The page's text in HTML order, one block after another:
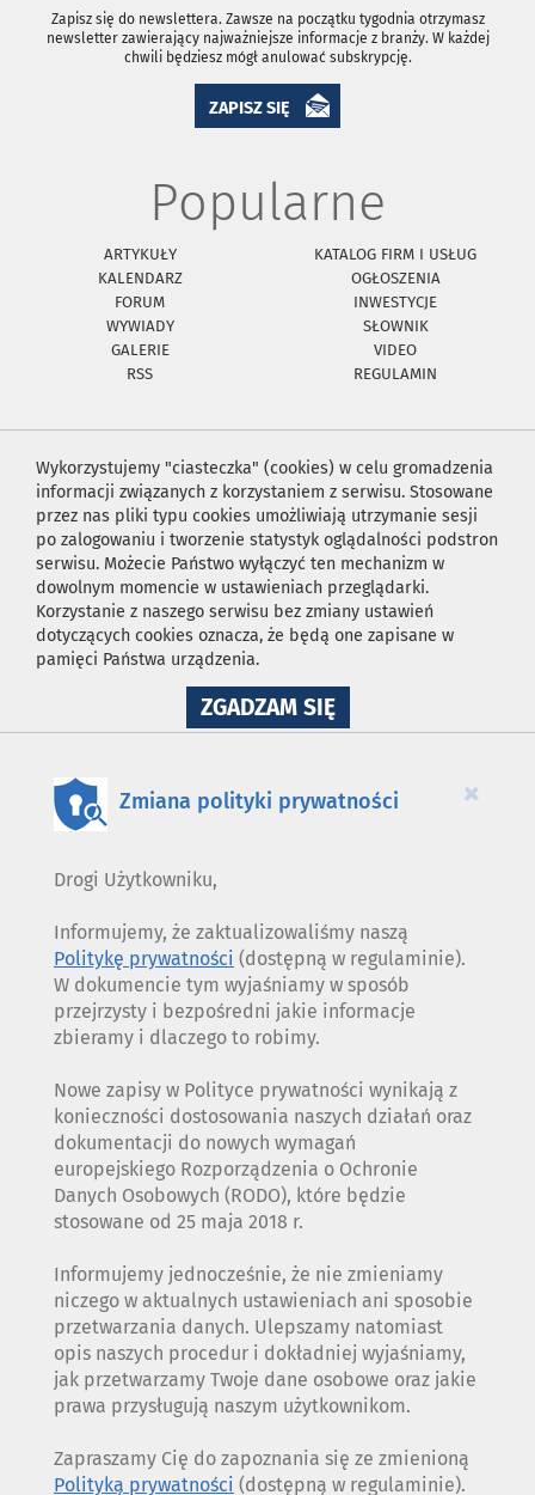
Zapisz się do newslettera. Zawsze na początku tygodnia otrzymasz
newsletter zawierający najważniejsze informacje z branży. W każdej
chwili będziesz mógł anulować subskrypcję.
ZAPISZ SIĘ
Popularne
ARTYKUŁY
KATALOG FIRM I USŁUG
KALENDARZ
OGŁOSZENIA
FORUM
INWESTYCJE
WYWIADY
SŁOWNIK
GALERIE
VIDEO
RSS
REGULAMIN
Wykorzystujemy "ciasteczka" (cookies) w celu gromadzenia
informacji związanych z korzystaniem z serwisu. Stosowane
przez nas pliki typu cookies umożliwiają utrzymanie sesji
po zalogowaniu i tworzenie statystyk oglądalności podstron
serwisu. Możecie Państwo wyłączyć ten mechanizm w
dowolnym momencie w ustawieniach przeglądarki.
Korzystanie z naszego serwisu bez zmiany ustawień
dotyczących cookies oznacza, że będą one zapisane w
pamięci Państwa urządzenia.
ZGADZAM SIĘNA
WYKORZYSTANIE
×
Zmiana polityki prywatności
Drogi Użytkowniku,
Informujemy, że zaktualizowaliśmy naszą
Politykę prywatności (dostępną w regulaminie).
W dokumencie tym wyjaśniamy w sposób
przejrzysty i bezpośredni jakie informacje
zbieramy i dlaczego to robimy.
Nowe zapisy w Polityce prywatności wynikają z
konieczności dostosowania naszych działań oraz
dokumentacji do nowych wymagań
europejskiego Rozporządzenia o Ochronie
Danych Osobowych (RODO), które będzie
stosowane od 25 maja 2018 r.
Informujemy jednocześnie, że nie zmieniamy
niczego w aktualnych ustawieniach ani sposobie
przetwarzania danych. Ulepszamy natomiast
opis naszych procedur i dokładniej wyjaśniamy,
jak przetwarzamy Twoje dane osobowe oraz jakie
prawa przysługują naszym użytkownikom.
Zapraszamy Cię do zapoznania się ze zmienioną
Polityką prywatności (dostępną w regulaminie).